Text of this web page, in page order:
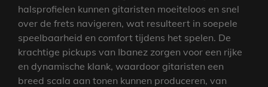
halsprofielen kunnen gitaristen moeiteloos en snel
over de frets navigeren, wat resulteert in soepele
speelbaarheid en comfort tijdens het spelen. De
krachtige pickups van Ibanez zorgen voor een rijke
en dynamische klank, waardoor gitaristen een
breed scala aan tonen kunnen produceren, van